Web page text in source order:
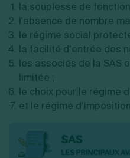
la souplesse de
l'absence de nombre
le régime social
la facilité d’entrée des
les associés de la SAS
limitée ;
le choix pour le régime
et le régime